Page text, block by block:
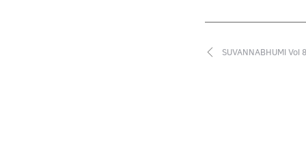
SUVANNABHUMI Vol